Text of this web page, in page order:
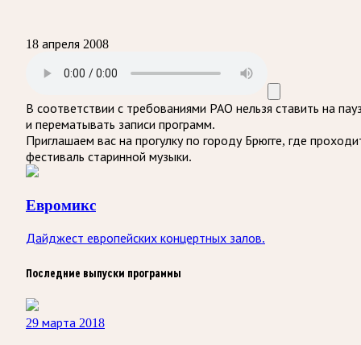
18 апреля 2008
В соответствии с требованиями РАО нельзя ставить на
и перематывать записи программ.
Приглашаем вас на прогулку по городу Брюгге, где
фестиваль старинной музыки.
Евромикс
Дайджест европейских концертных залов.
Последние выпуски программы
29 марта 2018